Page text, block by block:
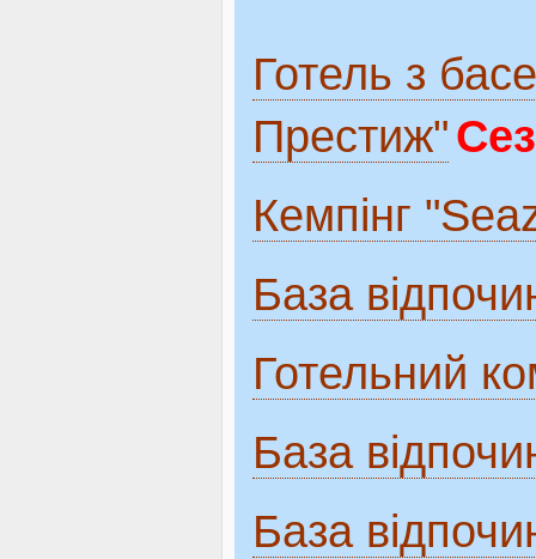
Готель з
Престиж"
Кемпінг
База
Готельний
База
База